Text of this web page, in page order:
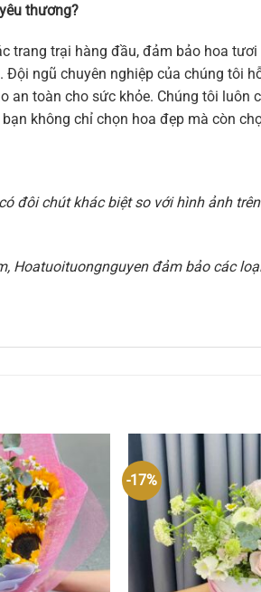
thương?
trang trại hàng đầu, đảm bảo hoa
ngũ chuyên nghiệp của chúng tôi
toàn cho sức khỏe. Chúng tôi luôn
không chỉ chọn hoa đẹp mà còn
đôi chút khác biệt so với hình ảnh
Hoatuoituongnguyen đảm bảo các
-17%